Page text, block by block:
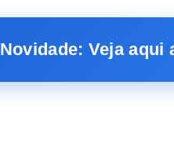
Novidade: Veja aqui